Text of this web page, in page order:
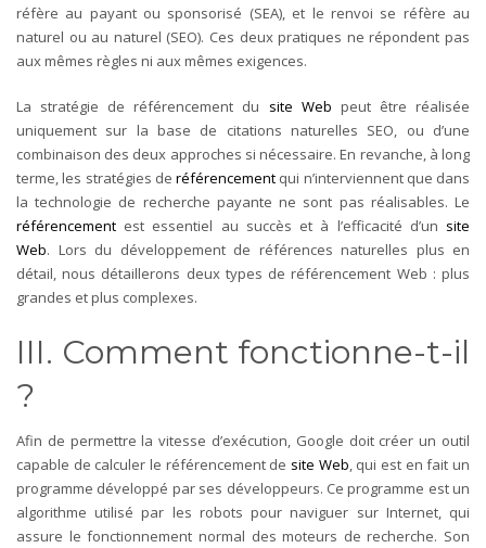
réfère au payant ou sponsorisé (SEA), et le renvoi se réfère au
naturel ou au naturel (SEO). Ces deux pratiques ne répondent pas
aux mêmes règles ni aux mêmes exigences.
La stratégie de référencement du site Web peut être réalisée
uniquement sur la base de citations naturelles SEO, ou d’une
combinaison des deux approches si nécessaire. En revanche, à long
terme, les stratégies de référencement qui n’interviennent que dans
la technologie de recherche payante ne sont pas réalisables. Le
référencement est essentiel au succès et à l’efficacité d’un site
Web. Lors du développement de références naturelles plus en
détail, nous détaillerons deux types de référencement Web : plus
grandes et plus complexes.
III. Comment fonctionne-t-il
?
Afin de permettre la vitesse d’exécution, Google doit créer un outil
capable de calculer le référencement de site Web, qui est en fait un
programme développé par ses développeurs. Ce programme est un
algorithme utilisé par les robots pour naviguer sur Internet, qui
assure le fonctionnement normal des moteurs de recherche. Son